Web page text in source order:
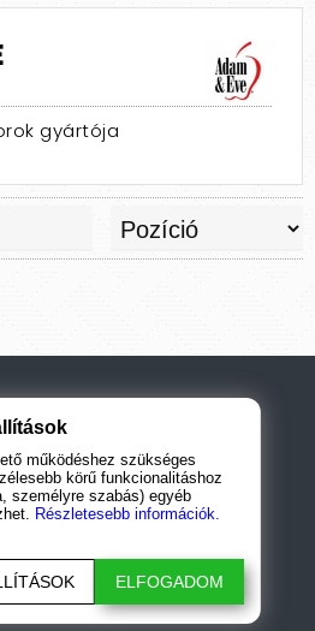
gyártója
működéshez szükséges
körű funkcionalitáshoz
személyre szabás) egyéb
Részletesebb információk.
ELFOGADOM